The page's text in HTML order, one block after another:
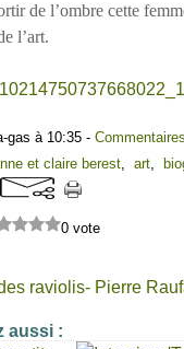
de l’ombre cette
l’art.
gas à 10:35 -
et claire berest, art,
0 vote
raviolis- Pierre
aussi :